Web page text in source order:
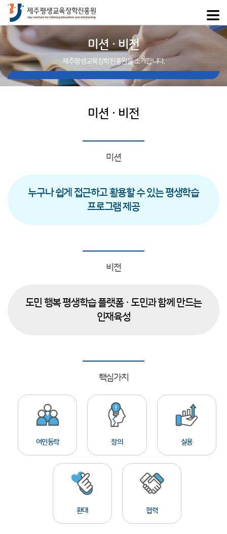
미션 · 비전
제주평생교육장학진흥원을 소개합니다.
미션 · 비전
미션
누구나 쉽게 접근하고 활용할 수 있는 평생학습
프로그램 제공
비전
도민 행복 평생학습 플랫폼 · 도민과 함께 만드는
인재육성
핵심가치
여민동락 창의 실용
환대 협력